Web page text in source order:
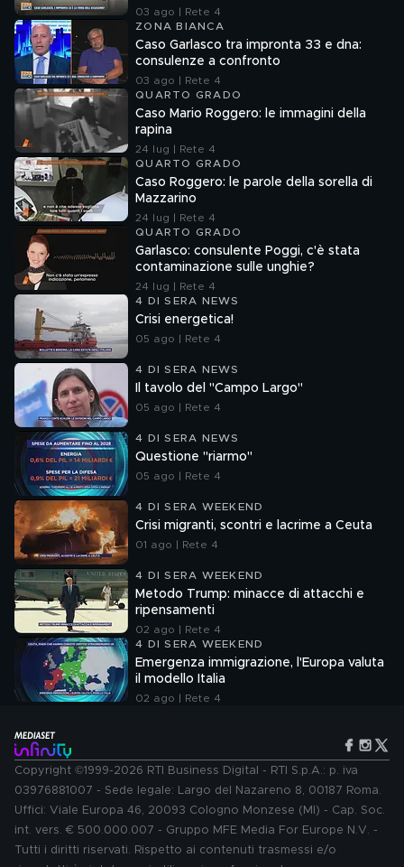
03 ago | Rete 4
ZONA BIANCA
Caso Garlasco tra impronta 33 e dna:
consulenze a confronto
03 ago | Rete 4
QUARTO GRADO
Caso Mario Roggero: le immagini della
rapina
24 lug | Rete 4
QUARTO GRADO
Caso Roggero: le parole della sorella di
Mazzarino
24 lug | Rete 4
QUARTO GRADO
Garlasco: consulente Poggi, c'è stata
contaminazione sulle unghie?
24 lug | Rete 4
4 DI SERA NEWS
Crisi energetica!
05 ago | Rete 4
4 DI SERA NEWS
Il tavolo del "Campo Largo"
05 ago | Rete 4
4 DI SERA NEWS
Questione "riarmo"
05 ago | Rete 4
4 DI SERA WEEKEND
Crisi migranti, scontri e lacrime a Ceuta
01 ago | Rete 4
4 DI SERA WEEKEND
Metodo Trump: minacce di attacchi e
ripensamenti
02 ago | Rete 4
4 DI SERA WEEKEND
Emergenza immigrazione, l'Europa valuta
il modello Italia
02 ago | Rete 4
Copyright ©1999-2026 RTI Business Digital - RTI S.p.A.: p. iva
03976881007 - Sede legale: Largo del Nazareno 8, 00187 Roma.
Uffici: Viale Europa 46, 20093 Cologno Monzese (MI) - Cap. Soc.
int. vers. € 500.000.007 - Gruppo MFE Media For Europe N.V. -
Tutti i diritti riservati. Rispetto ai contenuti trasmessi e/o